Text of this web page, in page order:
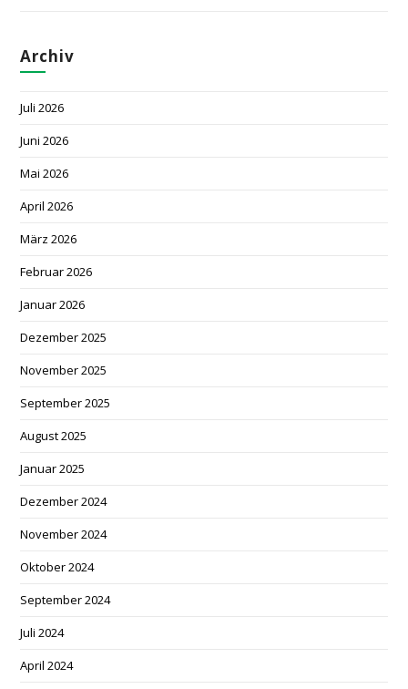
Archiv
Juli 2026
Juni 2026
Mai 2026
April 2026
März 2026
Februar 2026
Januar 2026
Dezember 2025
November 2025
September 2025
August 2025
Januar 2025
Dezember 2024
November 2024
Oktober 2024
September 2024
Juli 2024
April 2024